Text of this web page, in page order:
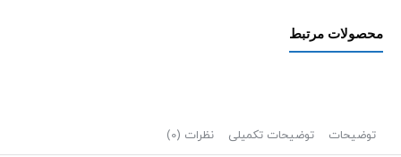
محصولات مرتبط
توضیحات توضیحات تکمیلی نظرات (0)